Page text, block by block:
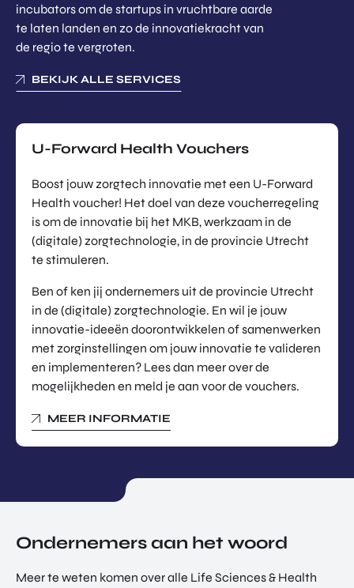
incubators om de startups in vruchtbare aarde
te laten landen en zo de innovatiekracht van
de regio te vergroten.
BEKIJK ALLE SERVICES
U-Forward Health Vouchers
Boost jouw zorgtech innovatie met een U-Forward
Health voucher! Het doel van deze voucherregeling
is om de innovatie bij het MKB, werkzaam in de
(digitale) zorgtechnologie, in de provincie Utrecht
te stimuleren.
Ben of ken jij ondernemers uit de provincie Utrecht
in de (digitale) zorgtechnologie. En wil je jouw
innovatie-ideeën doorontwikkelen of samenwerken
met zorginstellingen om jouw innovatie te valideren
en implementeren? Lees dan meer over de
mogelijkheden en meld je aan voor de vouchers.
MEER INFORMATIE
Ondernemers aan het woord
Meer te weten komen over alle Life Sciences & Health